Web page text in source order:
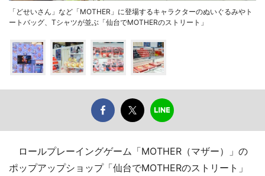
「どせいさん」など「MOTHER」に登場するキャラクターのぬいぐるみやト
ートバッグ、Tシャツが並ぶ「仙台でMOTHERのストリート」
ロールプレーイングゲーム「MOTHER（マザー）」の
ポップアップショップ「仙台でMOTHERのストリート」